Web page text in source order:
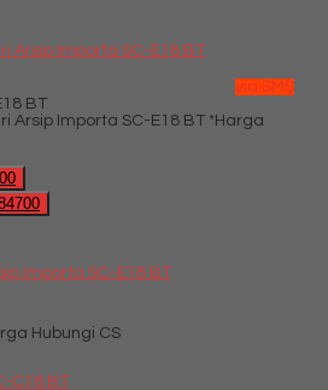
via SMS
BT
*Harga
Importa SC-E18 BT
Hubungi CS